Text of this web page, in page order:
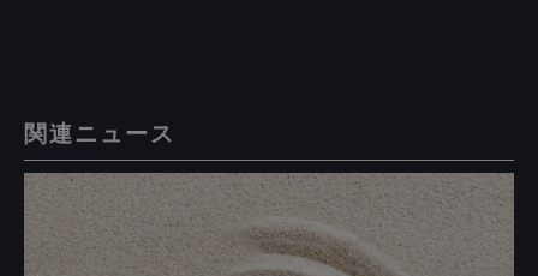
関連ニュース